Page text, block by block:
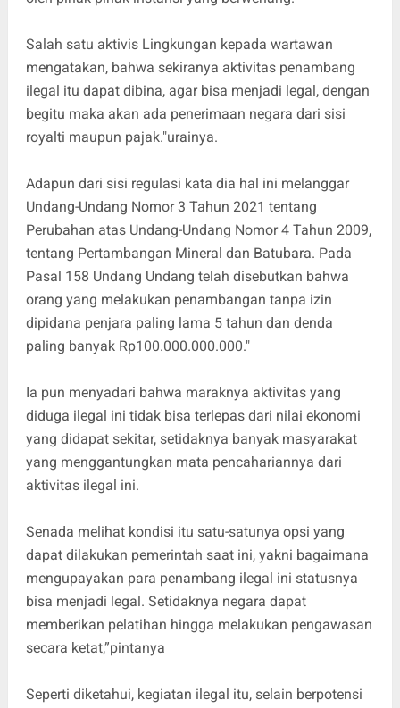
Salah satu aktivis Lingkungan kepada wartawan
mengatakan, bahwa sekiranya aktivitas penambang
ilegal itu dapat dibina, agar bisa menjadi legal, dengan
begitu maka akan ada penerimaan negara dari sisi
royalti maupun pajak."urainya.
Adapun dari sisi regulasi kata dia hal ini melanggar
Undang-Undang Nomor 3 Tahun 2021 tentang
Perubahan atas Undang-Undang Nomor 4 Tahun 2009,
tentang Pertambangan Mineral dan Batubara. Pada
Pasal 158 Undang Undang telah disebutkan bahwa
orang yang melakukan penambangan tanpa izin
dipidana penjara paling lama 5 tahun dan denda
paling banyak Rp100.000.000.000."
Ia pun menyadari bahwa maraknya aktivitas yang
diduga ilegal ini tidak bisa terlepas dari nilai ekonomi
yang didapat sekitar, setidaknya banyak masyarakat
yang menggantungkan mata pencahariannya dari
aktivitas ilegal ini.
Senada melihat kondisi itu satu-satunya opsi yang
dapat dilakukan pemerintah saat ini, yakni bagaimana
mengupayakan para penambang ilegal ini statusnya
bisa menjadi legal. Setidaknya negara dapat
memberikan pelatihan hingga melakukan pengawasan
secara ketat,”pintanya
Seperti diketahui, kegiatan ilegal itu, selain berpotensi